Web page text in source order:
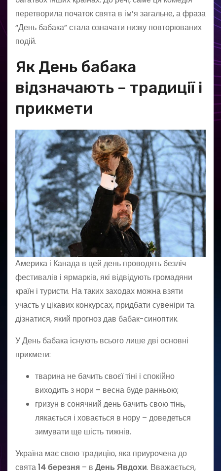
перетворила початок свята в ім’я загальне, а фраза
“День бабака” стала означати низку повторюваних
подій.
Як День бабака
відзначають – традиції і
прикмети
Америка і Канада в цей день проводять безліч
фестивалів і ярмарків, які відвідують громадяни
країн і туристи. На таких заходах можна взяти
участь у цікавих конкурсах, придбати сувеніри та
дізнатися, який прогноз дав бабак-синоптик.
У День бабака існують всього лише дві основні
прикмети:
тварина не бачить своєї тіні і спокійно
виходить з нори – весна буде ранньою;
гризун в сонячний день бачить свою тінь,
лякається і ховається в нору – доведеться
зимувати ще шість тижнів.
Україна має свою традицію, яка приурочена до
свята14 березня – в День Явдохи. Вважається,